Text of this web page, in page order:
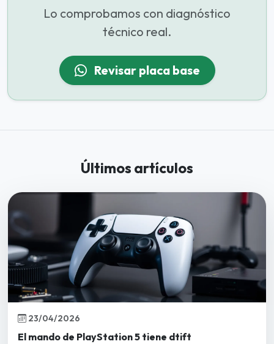
Lo comprobamos con diagnóstico
técnico real.
Revisar placa base
Últimos artículos
23/04/2026
El mando de PlayStation 5 tiene dtift